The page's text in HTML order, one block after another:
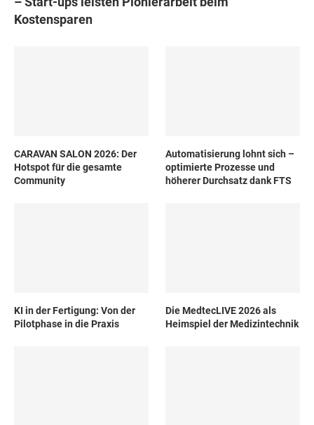
Kostensparen
CARAVAN SALON 2026: Der
Hotspot für die gesamte
Community
Automatisierung lohnt sich –
optimierte Prozesse und
höherer Durchsatz dank FTS
KI in der Fertigung: Von der
Pilotphase in die Praxis
Die MedtecLIVE 2026 als
Heimspiel der Medizintechnik